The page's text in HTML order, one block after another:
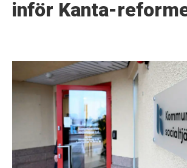
inför Kanta-